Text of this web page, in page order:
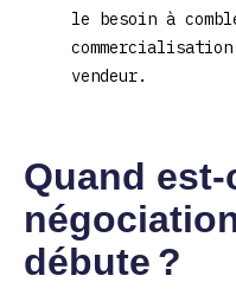
le besoin à
vendeur.
Quand
débute ?